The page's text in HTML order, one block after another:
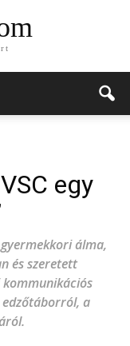
egy
álma,
és szeretett
kommunikációs
a